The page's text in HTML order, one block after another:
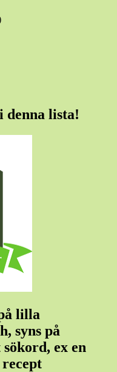
denna lista!
lilla
syns på
ex en